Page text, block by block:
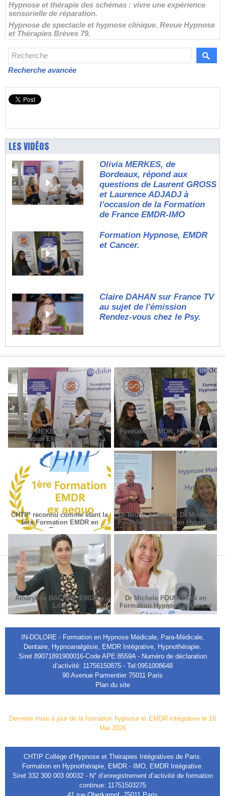
Hypnose et thérapie des schémas : vivre une expérience
sensorielle de réparation.
Hypnose de spectacle et hypnose clinique. Revue Hypnose
et Thérapies Brèves 79.
Recherche avancée
LES VIDÉOS
Olivia MERKES, de
Bordeaux, répond aux
questions de Laurent GROSS
et Laurence ADJADJ à
l'occasion de la Formation
de France EMDR-IMO
Formation Hypnose, EMDR
et Cancer.
Claire DAHAN sur France TV
au sujet de l'émission
Rendez-vous chez le Psy.
Olivia MEKES, Bordeaux, en
formation EMDR Intégrative à
Paris
Formation EMDR, Hypnose et
Cancer
CHTIP reconnu comme étant la
1ère Formation EMDR en
France
Dr Bruno Suarez et Dr Michèle
Fourchon: Formation Hypnose
Médicale en Radiodiagnostic et
Radiothérapie.
Amaryline BACHIRI, EMDR à
Lille
Dr Michele FOURCHON en
Formation Hypnose et Cancer
IN-DOLORE - Formation en Hypnose Médicale, Para-Médicale,
Dentaire, Hypnoanalgésie, EMDR Intégrative, Hypnothérapie.
Siret 89071891900016-Code APE:8559A - Numéro de déclaration
d’activité: 11756150875 - Tel:0951008648
90 Avenue Parmentier 75011 Paris
Plan du site
Dernière mise à jour de la formation hypnose et EMDR intégrative le 16
Mai 2026
CHTIP Collège d’Hypnose et Thérapies Intégratives de Paris.
Formation en Hypnothérapie, EMDR - IMO, EMDR Intégrative.
Siret 332 300 003 00032 - N° d’enregistrement d’activité de formation
continue: 11751503275